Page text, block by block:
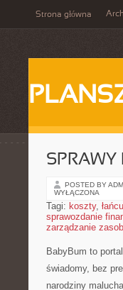
Strona główna
SPRAWY
POSTED BY
WYŁĄCZONA
Tagi: koszty,
sprawozdanie
zarządzanie
BabyBum to
świadomy, bez
narodziny